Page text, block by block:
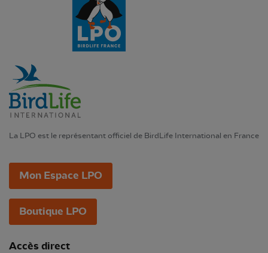
La LPO est le représentant officiel de BirdLife International en France
Mon Espace LPO
Boutique LPO
Accès direct